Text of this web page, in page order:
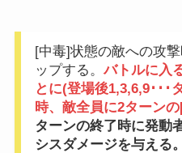
[中毒]状態の敵への攻
ップする。バトルに入
とに(登場後1,3,6,9･･･
時、敵全員に2ターン
ターンの終了時に発動
シスダメージを与える。